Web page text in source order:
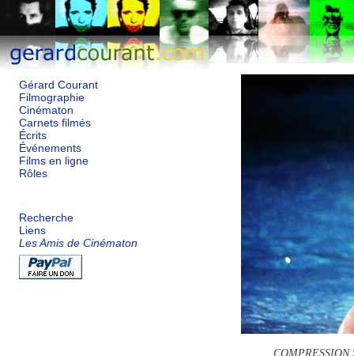
Gérard Courant
Filmographie
Cinématon
Carnets filmés
Écrits
Événements
Films en ligne
Rôles
Recherche
Liens
Les Amis de Cinématon